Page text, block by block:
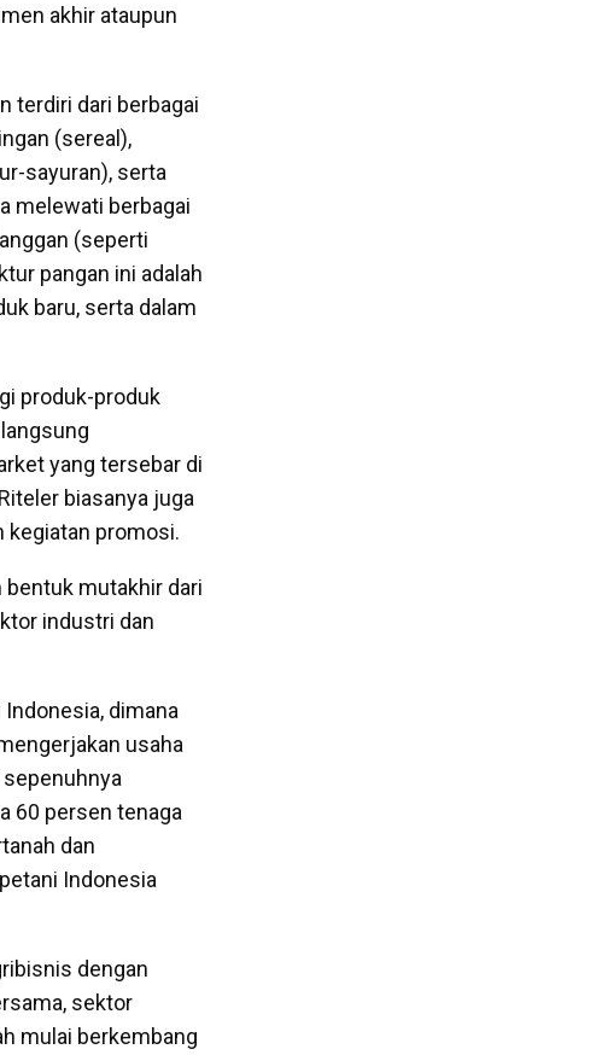
akhir ataupun
terdiri dari berbagai
(sereal),
sayuran), serta
melewati berbagai
(seperti
pangan ini adalah
baru, serta dalam
produk-produk
yang tersebar di
biasanya juga
kegiatan promosi.
bentuk mutakhir dari
industri dan
dimana
usaha
60 persen tenaga
dan
Indonesia
dengan
sektor
mulai berkembang